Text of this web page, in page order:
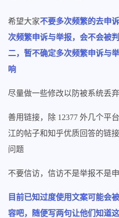
希望大家不要多次频繁的去申
次频繁申诉与举报，会不会被
二，暂不确定多次频繁申诉与
响
尽量做一些修改以防被系统丢弃
善用链接，除 12377 外几个平
江的帖子和知乎优质回答的链
问题
不要信访，信访不是举报不是
目前已知过度使用文案可能会
容吧，随便写两句让他们知道